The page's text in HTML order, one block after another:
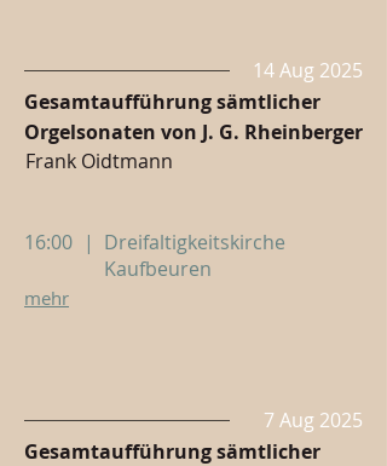
14 Aug 2025
Gesamtaufführung sämtlicher
Orgelsonaten von J. G. Rheinberger
Frank Oidtmann
16:00 | Dreifaltigkeitskirche
Kaufbeuren
mehr
7 Aug 2025
Gesamtaufführung sämtlicher